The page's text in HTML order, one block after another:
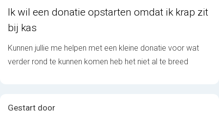
Ik wil een donatie opstarten omdat ik krap zit
bij kas
Kunnen jullie me helpen met een kleine donatie voor wat
verder rond te kunnen komen heb het niet al te breed
Gestart door